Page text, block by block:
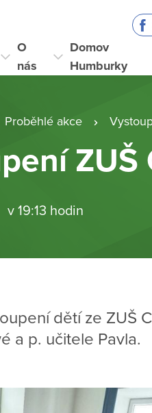
O
nás
Domov
Humburky
Proběhlé akce
ZUŠ
v 19:13 hodin
dětí ze ZUŠ
a p. učitele Pavla.